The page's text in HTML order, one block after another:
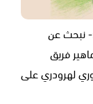
نبحث عن
لجماهير فريق
لهرودري على